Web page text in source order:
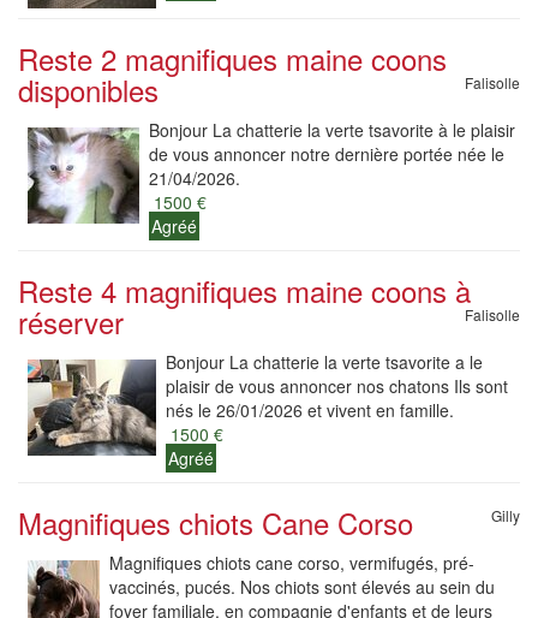
Reste 2 magnifiques maine coons
disponibles Falisolle
Bonjour La chatterie la verte tsavorite à le plaisir
de vous annoncer notre dernière portée née le
21/04/2026.
1500 €
Agréé
Reste 4 magnifiques maine coons à
réserver Falisolle
Bonjour La chatterie la verte tsavorite a le
plaisir de vous annoncer nos chatons Ils sont
nés le 26/01/2026 et vivent en famille.
1500 €
Agréé
Magnifiques chiots Cane Corso Gilly
Magnifiques chiots cane corso, vermifugés, pré-
vaccinés, pucés. Nos chiots sont élevés au sein du
foyer familiale, en compagnie d'enfants et de leurs